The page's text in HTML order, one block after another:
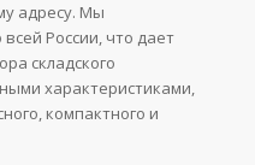
адресу. Мы
России, что дает
складского
характеристиками,
компактного и